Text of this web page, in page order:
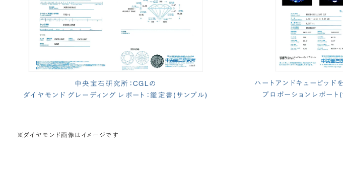
中央宝石研究所：CGLの
ダイヤモンド グレーディング レポート：鑑定書(サンプル)
ハートアンドキューピッド
プロポーションレポート
※ダイヤモンド画像はイメージです